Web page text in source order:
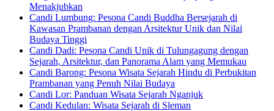
Menakjubkan
Candi Lumbung: Pesona Candi Buddha Bersejarah di
Kawasan Prambanan dengan Arsitektur Unik dan Nilai
Budaya Tinggi
Candi Dadi: Pesona Candi Unik di Tulungagung dengan
Sejarah, Arsitektur, dan Panorama Alam yang Memukau
Candi Barong: Pesona Wisata Sejarah Hindu di Perbukitan
Prambanan yang Penuh Nilai Budaya
Candi Lor: Panduan Wisata Sejarah Nganjuk
Candi Kedulan: Wisata Sejarah di Sleman